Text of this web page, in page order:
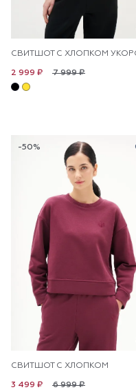
7 999 ₽
2 999 ₽
-50%
СВИТШОТ С ХЛОПКОМ
6 999 ₽
3 499 ₽